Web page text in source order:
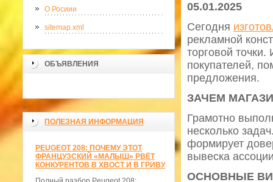
О Росиии
sitemap.xml
ОБЪЯВЛЕНИЯ
>
ПОЛЕЗНАЯ ИНФОРМАЦИЯ
PEUGEOT 208: ПОЧЕМУ ЭТОТ
ФРАНЦУЗСКИЙ «МАЛЫШ» РВЁТ
КОНКУРЕНТОВ В ХВОСТ И В ГРИВУ
05.01.2025
Сегодня
рекламной
торговой
покупателей,
предложения.
ЗАЧЕМ
Грамотно
несколько
формирует
вывеска
ОСНОВНЫЕ